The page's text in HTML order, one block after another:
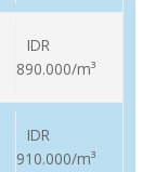
IDR
890.000/m³
IDR
910.000/m³